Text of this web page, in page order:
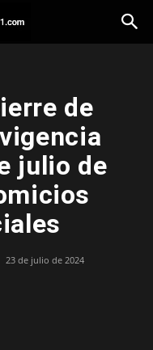
de
julio de
23 de julio de 2024